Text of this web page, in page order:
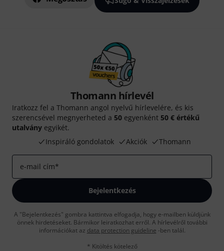
Thomann hírlevél
Iratkozz fel a Thomann angol nyelvű hírlevelére, és kis
szerencsével megnyerheted a 50 egyenként 50 € értékű
utalvány egyikét.
Inspiráló gondolatok
Akciók Thomann
e-mail cím*
Bejelentkezés
A "Bejelentkezés" gombra kattintva elfogadja, hogy e-mailben küldjünk
önnek hirdetéseket. Bármikor leiratkozhat erről. A hírlevélről további
információkat az data protection guideline -ben talál.
* Kitöltés kötelező